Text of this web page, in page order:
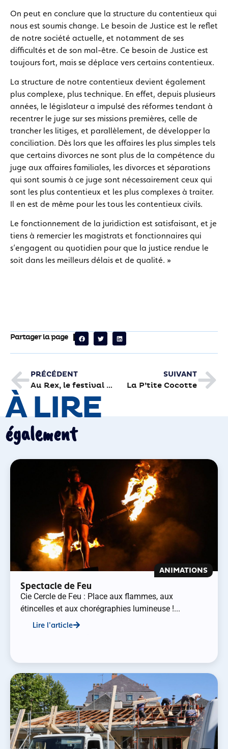
On peut en conclure que la structure du contentieux qui
nous est soumis change. Le besoin de Justice est le reflet
de notre société actuelle, et notamment de ses
difficultés et de son mal-être. Ce besoin de Justice est
toujours fort, mais se déplace vers certains contentieux.
La structure de notre contentieux devient également
plus complexe, plus technique. En effet, depuis plusieurs
années, le législateur a impulsé des réformes tendant à
recentrer le juge sur ses missions premières, celle de
trancher les litiges, et parallèlement, de développer la
conciliation. Dès lors que les affaires les plus simples tels
que certains divorces ne sont plus de la compétence du
juge aux affaires familiales, les divorces et séparations
qui sont soumis à ce juge sont nécessairement ceux qui
sont les plus contentieux et les plus complexes à traiter.
Il en est de même pour les tous les contentieux civils.
Le fonctionnement de la juridiction est satisfaisant, et je
tiens à remercier les magistrats et fonctionnaires qui
s’engagent au quotidien pour que la justice rendue le
soit dans les meilleurs délais et de qualité. »
Partager la page
PRÉCÉDENT
Au Rex, le festival Télérama enfant a déjà tout d’un grand
SUIVANT
La P’tite Cocotte
À LIRE
également
ANIMATIONS
Spectacle de Feu
Cie Cercle de Feu : Place aux flammes, aux
étincelles et aux chorégraphies lumineuse !...
Lire l'article